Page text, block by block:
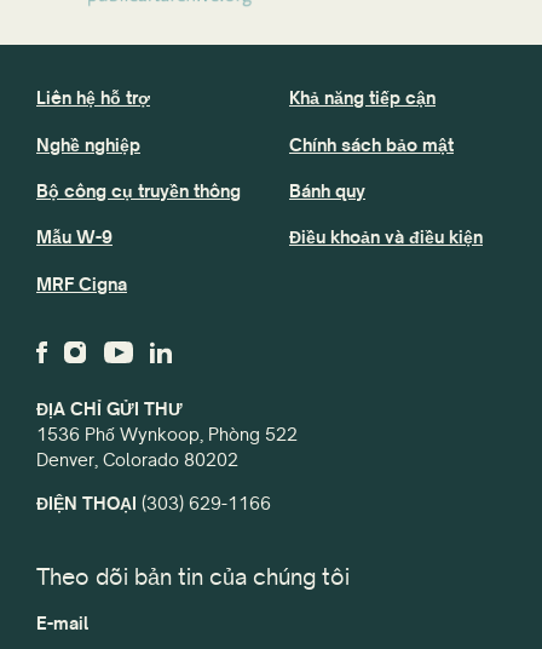
ĐỊA CHỈ GỬI THƯ
1536 Phố Wynkoop, Phòng 522
Denver, Colorado 80202
ĐIỆN THOẠI (303) 629-1166
Liên hệ hỗ trợ
Nghề nghiệp
Bộ công cụ truyền thông
Mẫu W-9
MRF Cigna
Khả năng tiếp cận
Chính sách bảo mật
Bánh quy
Điều khoản và điều kiện
Theo dõi bản tin của chúng tôi
E-mail